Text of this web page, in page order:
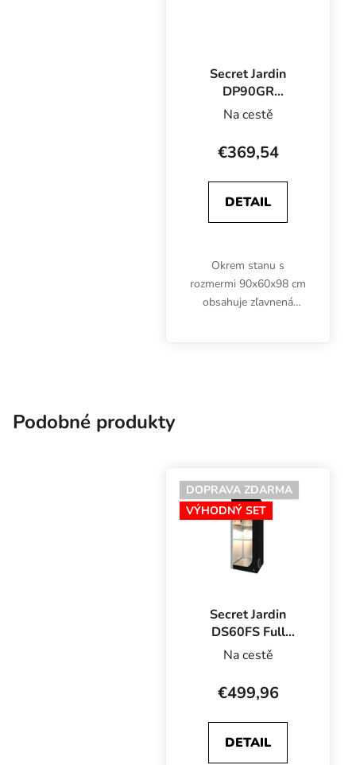
Secret Jardin
DP90GR
Pestovateľská
90x60x98 cm
Na cestě
€369,54
DETAIL
Okrem stanu s
rozmermi 90x60x98 cm
obsahuje zľavnená
Podobné produkty
DOPRAVA ZDARMA
VÝHODNÝ SET
Secret Jardin
DS60FS Full
Spectrum Set
60x60x158 cm
Na cestě
€499,96
DETAIL